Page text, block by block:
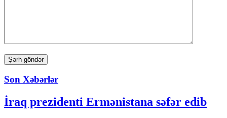
Son Xəbərlər
İraq prezidenti Ermənistana səfər edib